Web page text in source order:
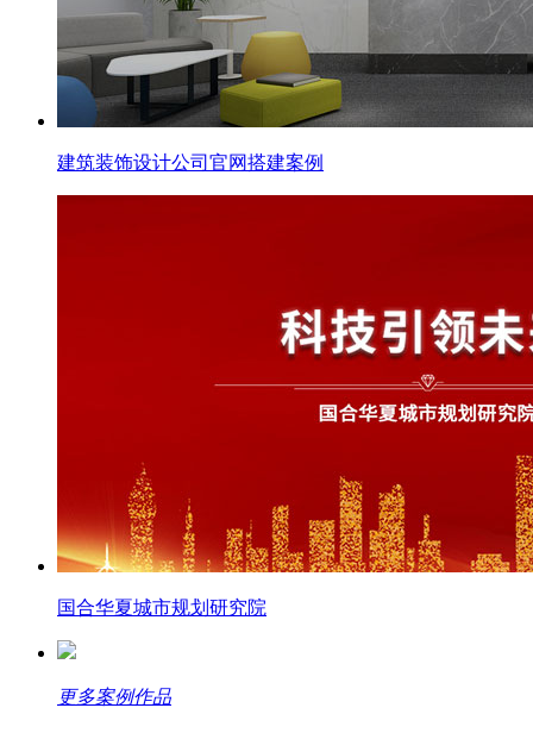
建筑装饰设计公司官网搭建案例
国合华夏城市规划研究院
更多案例作品